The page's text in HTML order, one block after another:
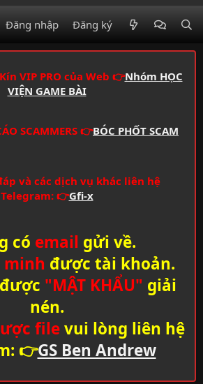
Đăng nhập Đăng ký
VIP PRO của Web 👉Nhóm HỌC
VIỆN GAME BÀI
SCAMMERS 👉BÓC PHỐT SCAM
và các dịch vụ khác liên hệ
Telegram: 👉Gfi-x
có email gửi về.
minh được tài khoản.
"MẬT KHẨU" giải
nén.
filevui lòng liên hệ
👉GS Ben Andrew